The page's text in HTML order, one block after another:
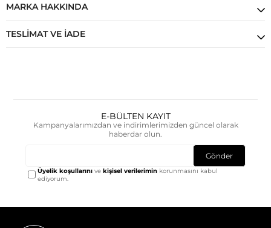
MARKA HAKKINDA
TESLIMAT VE İADE
E-BÜLTEN KAYIT
Kampanyalarımızdan ve indirimlerimizden güncel olarak
haberdar olun.
Gönder
Üyelik koşullarını vekişisel verilerimin korunmasını kabul
ediyorum.